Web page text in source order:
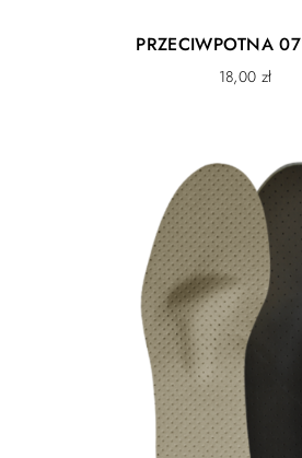
pochodzącymi z recyklingu.
doskonałe właściwości termiczne
Wzmocnienie włókiem wełnianych
użytkowych. Filc w kolorze szarym
ekologicznym materiałem. Kolor
stosowania barwników poprzez
surowca. Skutkiem tego jest
różnych odcieni szarości.
różnić się odcieniem ale lewy i
parze nie. Filc można prać ale w
procesie (max 30oC). Mechacenie
procesem, dlatego nie zalecamy
powtarzania prania.
Antyposlizg PRO
Wyjątkowa ochrona przed
PRZECIWPOTNA
18,00 zł